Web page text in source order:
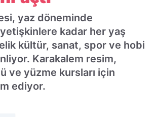
yaz döneminde
kadar her yaş
kültür, sanat, spor ve hobi
Karakalem resim,
ve yüzme kursları için
ediyor.